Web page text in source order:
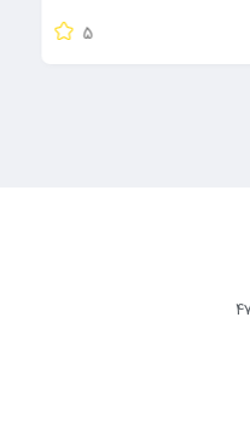
5